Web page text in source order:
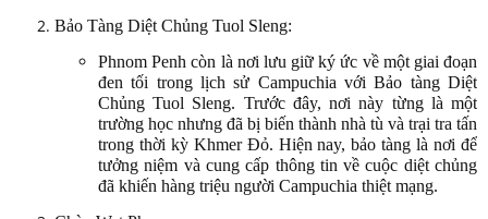
Bảo Tàng Diệt Chủng Tuol Sleng:
Phnom Penh còn là nơi lưu giữ ký ức về một giai đoạn
đen tối trong lịch sử Campuchia với Bảo tàng Diệt
Chủng Tuol Sleng. Trước đây, nơi này từng là một
trường học nhưng đã bị biến thành nhà tù và trại tra tấn
trong thời kỳ Khmer Đỏ. Hiện nay, bảo tàng là nơi để
tưởng niệm và cung cấp thông tin về cuộc diệt chủng
đã khiến hàng triệu người Campuchia thiệt mạng.